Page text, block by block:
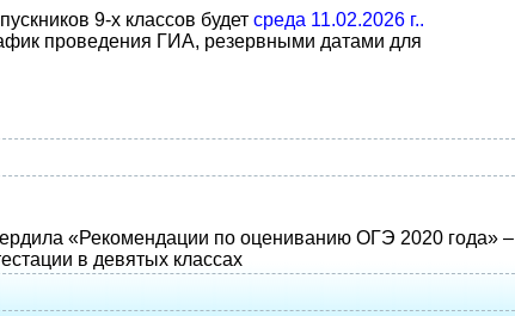
9-х классов будет среда 11.02.2026 г..
проведения ГИА, резервными датами для
«Рекомендации по оцениванию ОГЭ 2020 года» –
в девятых классах